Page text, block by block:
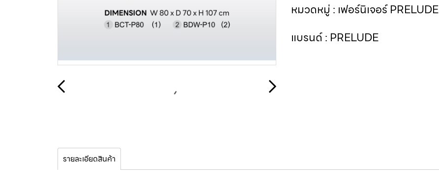
หมวดหมู่ : เฟอร์นิเจอร์ PRELUDE
แบรนด์ : PRELUDE
รายละเอียดสินค้า